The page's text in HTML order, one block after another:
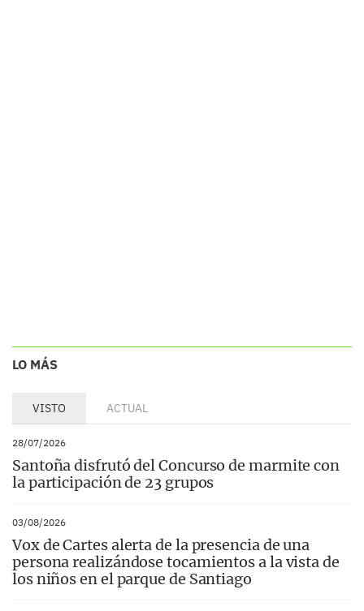
LO MÁS
VISTO ACTUAL
28/07/2026
Santoña disfrutó del Concurso de marmite con
la participación de 23 grupos
03/08/2026
Vox de Cartes alerta de la presencia de una
persona realizándose tocamientos a la vista de
los niños en el parque de Santiago